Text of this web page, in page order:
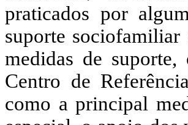
praticados por
suporte
medidas de suporte,
Centro de
como a principal